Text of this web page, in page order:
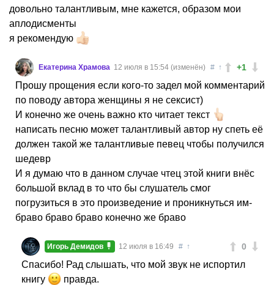
довольно талантливым, мне кажется, образом мои
аплодисменты
я рекомендую
+1
Екатерина Храмова 12 июля в 15:54 (изменён) # ↑
Прошу прощения если кого-то задел мой комментарий
по поводу автора женщины я не сексист)
И конечно же очень важно кто читает текст
написать песню может талантливый автор ну спеть её
должен такой же талантливые певец чтобы получился
шедевр
И я думаю что в данном случае чтец этой книги внёс
большой вклад в то что бы слушатель смог
погрузиться в это произведение и проникнуться им-
браво браво браво конечно же браво
0
Игорь Демидов 12 июля в 16:49 # ↑
Спасибо! Рад слышать, что мой звук не испортил
книгу
правда.